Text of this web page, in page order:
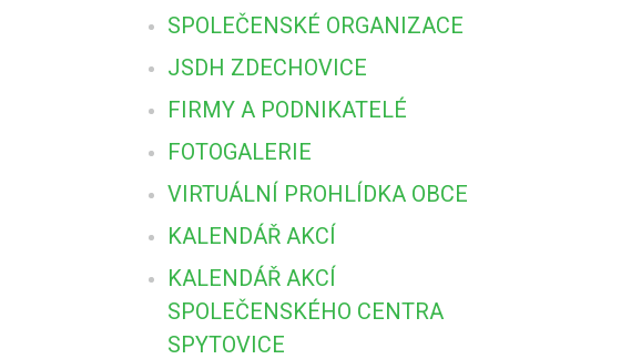
SPOLEČENSKÉ ORGANIZACE
JSDH ZDECHOVICE
FIRMY A PODNIKATELÉ
FOTOGALERIE
VIRTUÁLNÍ PROHLÍDKA OBCE
KALENDÁŘ AKCÍ
KALENDÁŘ AKCÍ
SPOLEČENSKÉHO CENTRA
SPYTOVICE